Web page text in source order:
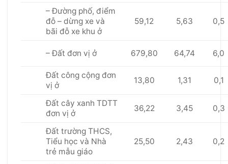
– Đường phố, điểm
đỗ – dừng xe và
bãi đỗ xe khu ở
59,12 5,63 0,5
– Đất đơn vị ở 679,80 64,74 6,0
Đất công cộng đơn
vị ở
13,80 1,31 0,1
Đất cây xanh TDTT
đơn vị ở
36,22 3,45 0,3
Đất trường THCS,
Tiểu học và Nhà
trẻ mẫu giáo
25,50 2,43 0,2